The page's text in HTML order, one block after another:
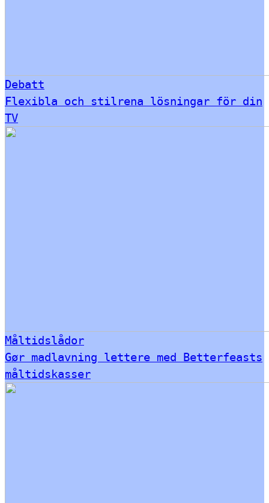
Debatt
Flexibla och stilrena lösningar för din
TV
Måltidslådor
Gør madlavning lettere med Betterfeasts
måltidskasser